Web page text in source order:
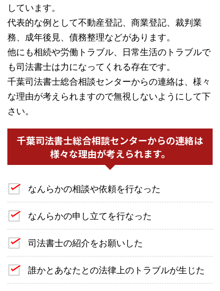
しています。
代表的な例として不動産登記、商業登記、裁判業
務、成年後見、債務整理などがあります。
他にも相続や労働トラブル、日常生活のトラブルで
も司法書士は力になってくれる存在です。
千葉司法書士総合相談センターからの連絡は、様々
な理由が考えられますので無視しないようにして下
さい。
千葉司法書士総合相談センターからの連絡は
様々な理由が考えられます。
なんらかの相談や依頼を行なった
なんらかの申し立てを行なった
司法書士の紹介をお願いした
誰かとあなたとの法律上のトラブルが生じた